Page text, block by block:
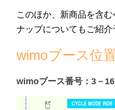
このほか、新商品を含
ナップについてもご紹介
wimoブース位
wimoブース番号：3－16